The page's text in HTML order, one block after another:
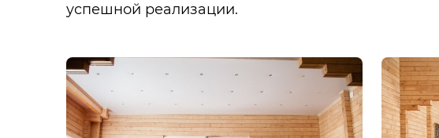
успешной реализации.